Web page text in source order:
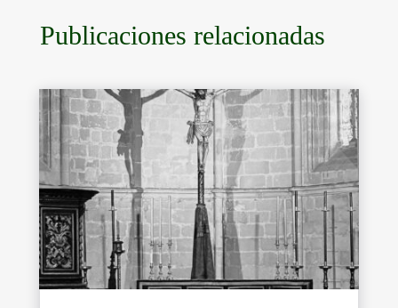
Publicaciones relacionadas